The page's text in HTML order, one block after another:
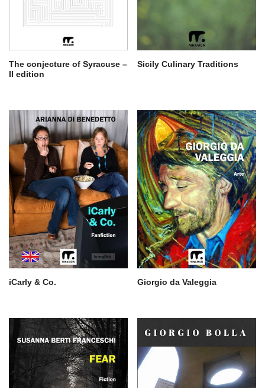
The conjecture of Syracuse –
II edition
Sicily Culinary Traditions
iCarly & Co. Giorgio da Valeggia